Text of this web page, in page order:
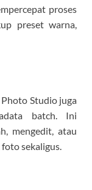
proses
preset warna,
Studio juga
batch. Ini
mengedit, atau
sekaligus.